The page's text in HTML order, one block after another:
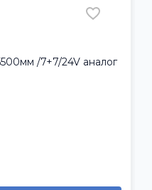
/7+7/24V аналог